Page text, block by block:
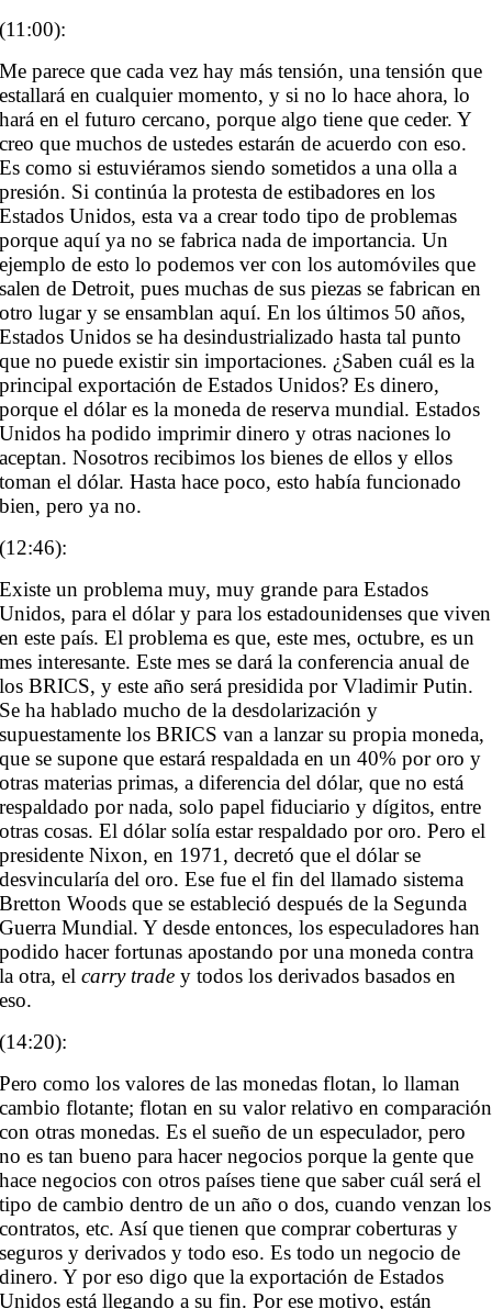
(11:00):
Me parece que cada vez hay más tensión, una tensión que
estallará en cualquier momento, y si no lo hace ahora, lo
hará en el futuro cercano, porque algo tiene que ceder. Y
creo que muchos de ustedes estarán de acuerdo con eso.
Es como si estuviéramos siendo sometidos a una olla a
presión. Si continúa la protesta de estibadores en los
Estados Unidos, esta va a crear todo tipo de problemas
porque aquí ya no se fabrica nada de importancia. Un
ejemplo de esto lo podemos ver con los automóviles que
salen de Detroit, pues muchas de sus piezas se fabrican en
otro lugar y se ensamblan aquí. En los últimos 50 años,
Estados Unidos se ha desindustrializado hasta tal punto
que no puede existir sin importaciones. ¿Saben cuál es la
principal exportación de Estados Unidos? Es dinero,
porque el dólar es la moneda de reserva mundial. Estados
Unidos ha podido imprimir dinero y otras naciones lo
aceptan. Nosotros recibimos los bienes de ellos y ellos
toman el dólar. Hasta hace poco, esto había funcionado
bien, pero ya no.
(12:46):
Existe un problema muy, muy grande para Estados
Unidos, para el dólar y para los estadounidenses que viven
en este país. El problema es que, este mes, octubre, es un
mes interesante. Este mes se dará la conferencia anual de
los BRICS, y este año será presidida por Vladimir Putin.
Se ha hablado mucho de la desdolarización y
supuestamente los BRICS van a lanzar su propia moneda,
que se supone que estará respaldada en un 40% por oro y
otras materias primas, a diferencia del dólar, que no está
respaldado por nada, solo papel fiduciario y dígitos, entre
otras cosas. El dólar solía estar respaldado por oro. Pero el
presidente Nixon, en 1971, decretó que el dólar se
desvincularía del oro. Ese fue el fin del llamado sistema
Bretton Woods que se estableció después de la Segunda
Guerra Mundial. Y desde entonces, los especuladores han
podido hacer fortunas apostando por una moneda contra
la otra, elcarry trade y todos los derivados basados ​​en
eso.
(14:20):
Pero como los valores de las monedas flotan, lo llaman
cambio flotante; flotan en su valor relativo en comparación
con otras monedas. Es el sueño de un especulador, pero
no es tan bueno para hacer negocios porque la gente que
hace negocios con otros países tiene que saber cuál será el
tipo de cambio dentro de un año o dos, cuando venzan los
contratos, etc. Así que tienen que comprar coberturas y
seguros y derivados y todo eso. Es todo un negocio de
dinero. Y por eso digo que la exportación de Estados
Unidos está llegando a su fin. Por ese motivo, están